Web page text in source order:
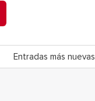
Entradas más nuevas